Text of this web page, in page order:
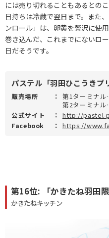
には売り切れることもあるとの
日持ちは冷蔵で翌日まで。また
ンロール」は、卵黄を贅沢に使
巻き込んだ、これまでにないロ
日だそうです。
パステル「羽田ひこうきプ
販売場所 ： 第1ターミナ
第2ターミナ
公式サイト
： http://pastel-
Facebook
： https://
第16位: 「かきたね羽田
かきたねキッチン